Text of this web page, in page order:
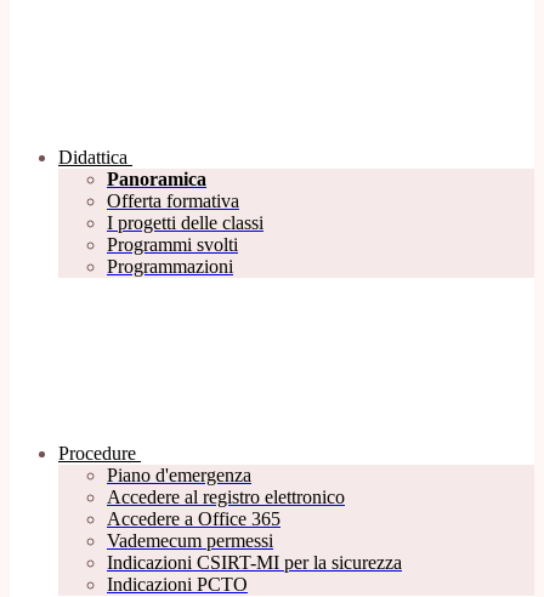
Didattica
Panoramica
Offerta formativa
I progetti delle classi
Programmi svolti
Programmazioni
Procedure
Piano d'emergenza
Accedere al registro elettronico
Accedere a Office 365
Vademecum permessi
Indicazioni CSIRT-MI per la sicurezza
Indicazioni PCTO